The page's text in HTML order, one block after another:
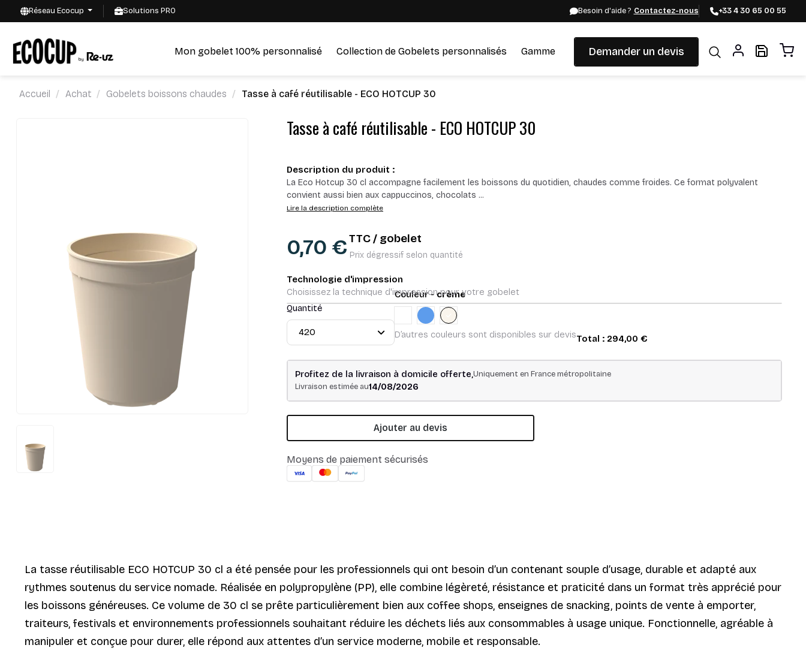
Réseau Ecocup Solutions PRO Besoin d'aide ? Contactez-nous +33 4 30 65 00 55
Mon gobelet 100% personnalisé Collection de Gobelets personnalisés Gamme Demander un devis
Accueil Achat Gobelets boissons chaudes Tasse à café réutilisable - ECO HOTCUP 30
Tasse à café réutilisable - ECO HOTCUP 30
Description du produit :
La Eco Hotcup 30 cl accompagne facilement les boissons du quotidien, chaudes comme froides. Ce format polyvalent
convient aussi bien aux cappuccinos, chocolats ...
Lire la description complète
0,70 €TTC / gobelet
Prix dégressif selon quantité
Quantité
Technologie d'impression
Choisissez la technique d'impression pour votre gobelet
Couleur -crème
Translucide givré
Bleucrème
D’autres couleurs sont disponibles sur devisTotal : 294,00 €
Profitez de la livraison à domicile offerte,Uniquement en France métropolitaine
Livraison estimée au14/08/2026
Ajouter au devis
Moyens de paiement sécurisés
La tasse réutilisable ECO HOTCUP 30 cl a été pensée pour les professionnels qui ont besoin d’un contenant souple d’usage, durable et adapté aux
rythmes soutenus du service nomade. Réalisée en polypropylène (PP), elle combine légèreté, résistance et praticité dans un format très apprécié pour
les boissons généreuses. Ce volume de 30 cl se prête particulièrement bien aux coffee shops, enseignes de snacking, points de vente à emporter,
traiteurs, festivals et environnements professionnels souhaitant réduire les déchets liés aux consommables à usage unique. Fonctionnelle, agréable à
manipuler et conçue pour durer, elle répond aux attentes d’un service moderne, mobile et responsable.